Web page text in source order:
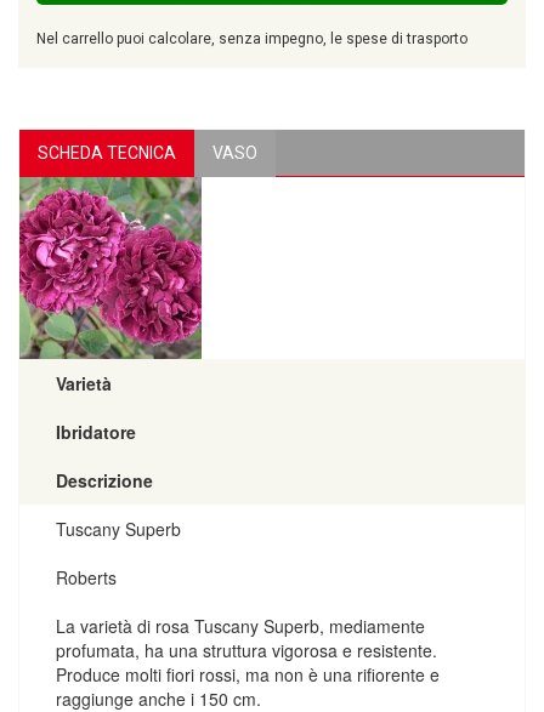
Nel carrello puoi calcolare, senza impegno, le spese di trasporto
SCHEDA TECNICA VASO
Varietà
Ibridatore
Descrizione
Tuscany Superb
Roberts
La varietà di rosa Tuscany Superb, mediamente
profumata, ha una struttura vigorosa e resistente.
Produce molti fiori rossi, ma non è una rifiorente e
raggiunge anche i 150 cm.